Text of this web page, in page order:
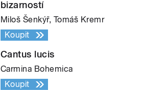
bizarností
Miloš Šenkýř, Tomáš Kremr
Koupit
Cantus lucis
Carmina Bohemica
Koupit